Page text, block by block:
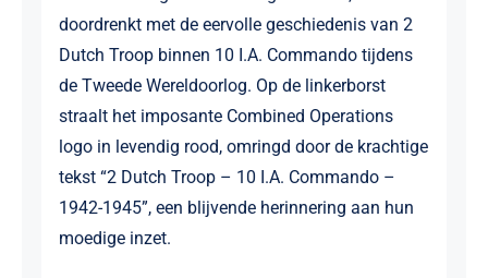
doordrenkt met de eervolle geschiedenis van 2
Dutch Troop binnen 10 I.A. Commando tijdens
de Tweede Wereldoorlog. Op de linkerborst
straalt het imposante Combined Operations
logo in levendig rood, omringd door de krachtige
tekst “2 Dutch Troop – 10 I.A. Commando –
1942-1945”, een blijvende herinnering aan hun
moedige inzet.